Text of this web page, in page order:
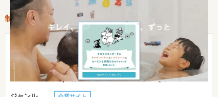
制作情報
費用目安
制作期間 -
https://www.takara-standard.co.jp/